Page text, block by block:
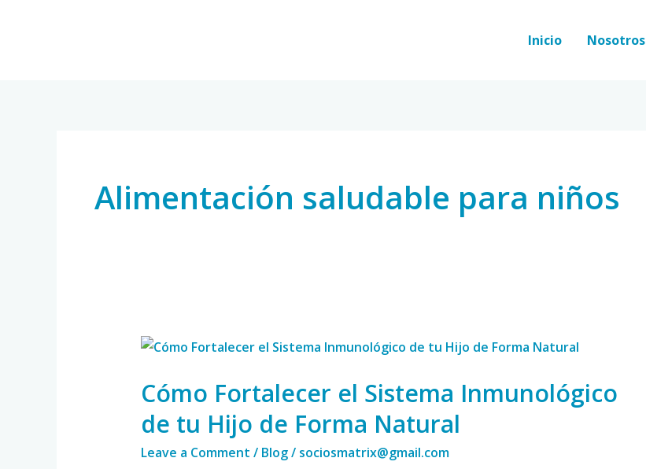
Inicio Nosotros
Alimentación saludable para niños
Cómo Fortalecer el Sistema Inmunológico
de tu Hijo de Forma Natural
Leave a Comment / Blog/ sociosmatrix@gmail.com
Cómo
el
Sistema
Inmunológico
de